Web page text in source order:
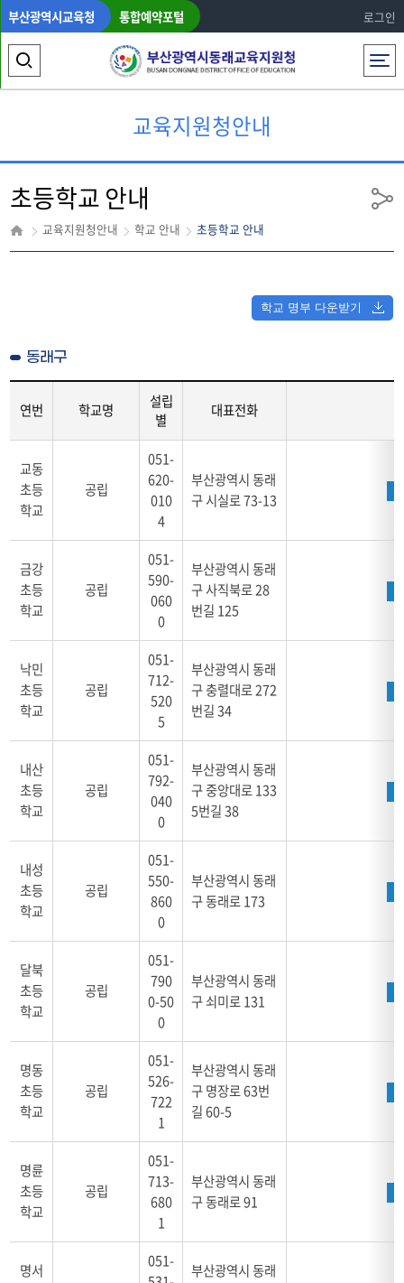
부산광역시교육청 통합예약포털 로그인
전체메뉴
색
역
열
기
교육지원청안내
초등학교 안내
교육지원청안내 학교 안내 초등학교 안내
공
학교 명부 다운받기
동래구
내
래
연
번,
학
명,
설
전
화,
소,
치,
학
알
미,
홈
이
구
성
연번 학교명
설립
별
대표전화
교동
초등
학교
공립
051-
620-
010
4
부산광역시 동래
구 시실로 73-13
금강
초등
학교
공립
051-
590-
060
0
부산광역시 동래
구 사직북로 28
번길 125
낙민
초등
학교
공립
051-
712-
520
5
부산광역시 동래
구 충렬대로 272
번길 34
내산
초등
학교
공립
051-
792-
040
0
부산광역시 동래
구 중앙대로 133
5번길 38
내성
초등
학교
공립
051-
550-
860
0
부산광역시 동래
구 동래로 173
달북
초등
학교
공립
051-
790
0-50
0
부산광역시 동래
구 쇠미로 131
명동
초등
학교
공립
051-
526-
722
1
부산광역시 동래
구 명장로 63번
길 60-5
명륜
초등
학교
공립
051-
713-
680
1
부산광역시 동래
구 동래로 91
명서
051-
부산광역시 동래